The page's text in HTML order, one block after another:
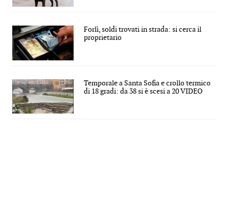
Forlì, soldi trovati in strada: si cerca il
proprietario
Temporale a Santa Sofia e crollo termico
di 18 gradi: da 38 si è scesi a 20 VIDEO